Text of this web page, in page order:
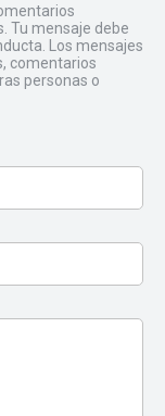
Tu mensaje debe
Los mensajes
comentarios
personas o